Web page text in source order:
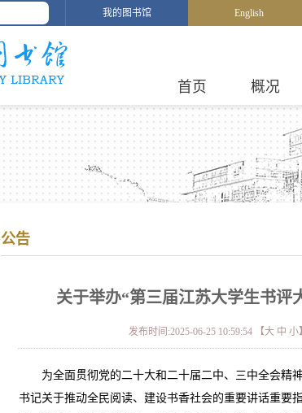
我的图书馆 English
首页 概况
公告
关于举办“第三届江苏大学生书评
发布时间:2025-06-25 10:59:54 【大 中 小
为全面贯彻党的二十大和二十届二中、三中全会精
书记关于推动全民阅读、建设书香社会的重要讲话重要